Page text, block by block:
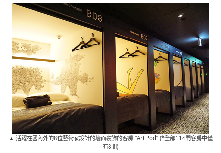
▲ 活躍在國內外的8位藝術家設計的墻面裝飾的客房 “Art Pod” (*全部114間客房中僅
有8間)